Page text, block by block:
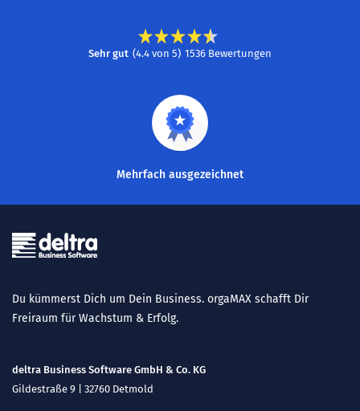
Sehr gut (4.4 von 5) 1536 Bewertungen
Mehrfach ausgezeichnet
Du kümmerst Dich um Dein Business. orgaMAX schafft Dir
Freiraum für Wachstum & Erfolg.
deltra Business Software GmbH & Co. KG
Gildestraße 9 | 32760 Detmold